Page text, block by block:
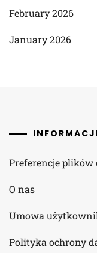
February 2026
January 2026
Preferencje plików
O nas
Umowa
Polityka ochrony